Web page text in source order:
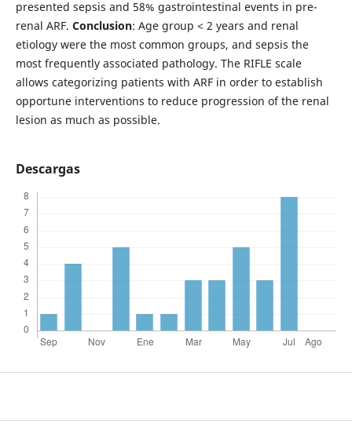
presented sepsis and 58% gastrointestinal events in pre-
renal ARF. Conclusion: Age group < 2 years and renal
etiology were the most common groups, and sepsis the
most frequently associated pathology. The RIFLE scale
allows categorizing patients with ARF in order to establish
opportune interventions to reduce progression of the renal
lesion as much as possible.
Descargas